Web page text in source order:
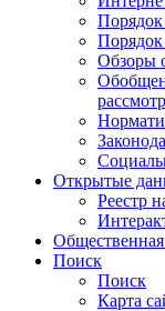
Обзоры
Открытые
Реестр
Поиск
Поиск
Карта